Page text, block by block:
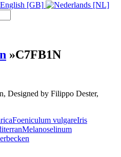
»C7FB1N
Designed by Filippo Dester,
Foeniculum vulgareIris
Melanoselinum